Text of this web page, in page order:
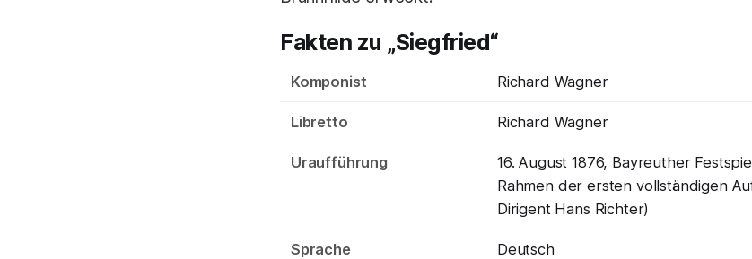
Fakten zu „Siegfried“
Komponist Richard Wagner
Libretto Richard Wagner
Uraufführung
16. August 1876, Bayreuther
Rahmen der ersten vollständigen
Dirigent Hans Richter)
Sprache Deutsch